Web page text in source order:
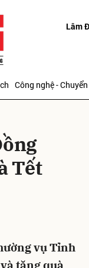
Lâm
Công nghệ -
Tết
vụ Tỉnh
tặng quà